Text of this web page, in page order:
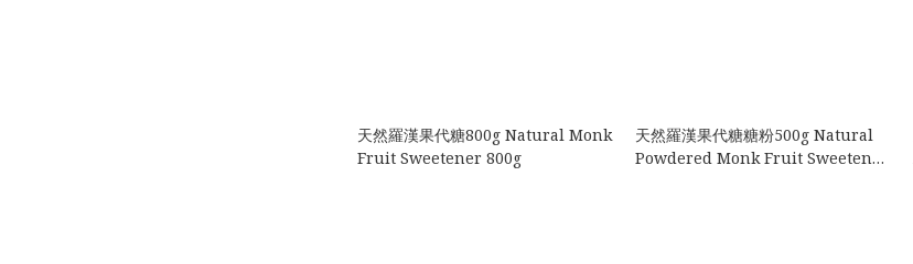
天然羅漢果代糖800g Natural Monk
Fruit Sweetener 800g
天然羅漢果代糖糖粉500g Natural
Powdered Monk Fruit Sweetener